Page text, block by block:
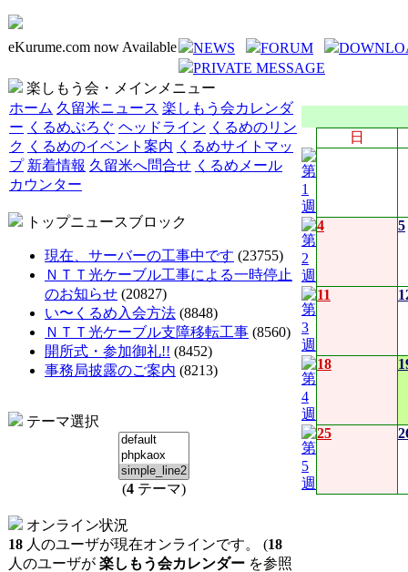
eKurume.com now Available NEWS FORUM
PRIVATE MESSAGE
楽しもう会・メインメニュー
ホーム 久留米ニュース 楽しもう会カレンダ
ー くるめぶろぐ ヘッドライン くるめのリン
ク くるめのイベント案内 くるめサイトマッ
プ 新着情報 久留米へ問合せ くるめメール
カウンター
トップニュースブロック
現在、サーバーの工事中です (23755)
ＮＴＴ光ケーブル工事による一時停止
のお知らせ (20827)
い〜くるめ入会方法 (8848)
ＮＴＴ光ケーブル支障移転工事 (8560)
開所式・参加御礼!! (8452)
事務局披露のご案内 (8213)
テーマ選択
(4 テーマ)
オンライン状況
18 人のユーザが現在オンラインです。 (18
人のユーザが 楽しもう会カレンダー を参照
日
4 5
11
18
25